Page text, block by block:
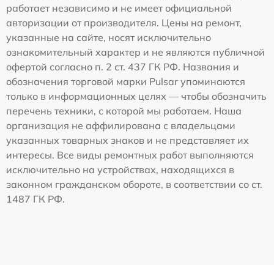
работает независимо и не имеет официальной
авторизации от производителя. Цены на ремонт,
указанные на сайте, носят исключительно
ознакомительный характер и не являются публичной
офертой согласно п. 2 ст. 437 ГК РФ. Названия и
обозначения торговой марки Pulsar упоминаются
только в информационных целях — чтобы обозначить
перечень техники, с которой мы работаем. Наша
организация не аффилирована с владельцами
указанных товарных знаков и не представляет их
интересы. Все виды ремонтных работ выполняются
исключительно на устройствах, находящихся в
законном гражданском обороте, в соответствии со ст.
1487 ГК РФ.